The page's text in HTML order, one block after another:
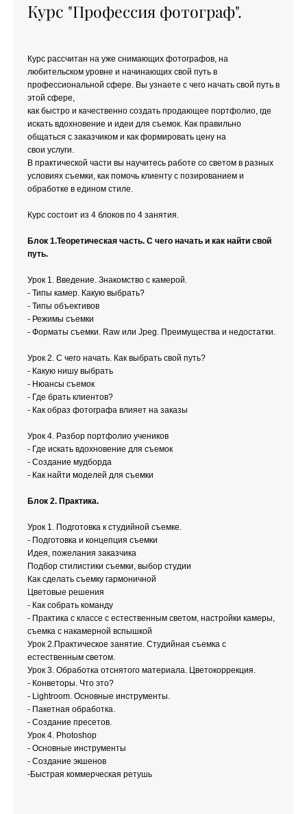
Курс "Профессия фотограф".
Курс рассчитан на уже снимающих фотографов, на
любительском уровне и начинающих свой путь в
профессиональной сфере. Вы узнаете с чего начать свой путь в
этой сфере,
как быстро и качественно создать продающее портфолио, где
искать вдохновение и идеи для съемок. Как правильно
общаться с заказчиком и как формировать цену на
свои услуги.
В практической части вы научитесь работе со светом в разных
условиях съемки, как помочь клиенту с позированием и
обработке в едином стиле.
Курс состоит из 4 блоков по 4 занятия.
Блок 1.Теоретическая часть. С чего начать и как найти свой
путь.
Урок 1. Введение. Знакомство с камерой.
- Типы камер. Какую выбрать?
- Типы объективов
- Режимы съемки
- Форматы съемки. Raw или Jpeg. Преимущества и недостатки.
Урок 2. С чего начать. Как выбрать свой путь?
- Какую нишу выбрать
- Нюансы съемок
- Где брать клиентов?
- Как образ фотографа влияет на заказы
Урок 4. Разбор портфолио учеников
- Где искать вдохновение для съемок
- Создание мудборда
- Как найти моделей для съемки
Блок 2. Практика.
Урок 1. Подготовка к студийной съемке.
- Подготовка и концепция съемки
Идея, пожелания заказчика
Подбор стилистики съемки, выбор студии
Как сделать съемку гармоничной
Цветовые решения
- Как собрать команду
- Практика с классе с естественным светом, настройки камеры,
съемка с накамерной вспышкой
Урок 2.Практическое занятие. Студийная съемка с
естественным светом.
Урок 3. Обработка отснятого материала. Цветокоррекция.
- Конветоры. Что это?
- Lightroom. Основные инструменты.
- Пакетная обработка.
- Создание пресетов.
Урок 4. Photoshop
- Основные инструменты
- Создание экшенов
-Быстрая коммерческая ретушь